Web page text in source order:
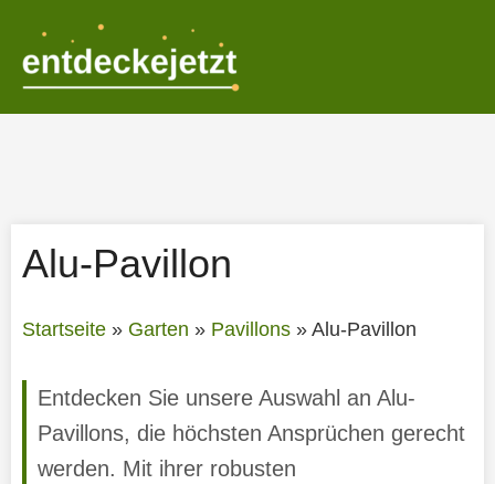
springen
Alu-Pavillon
Startseite» Garten » Pavillons» Alu-Pavillon
Entdecken Sie unsere Auswahl an Alu-
Pavillons, die höchsten Ansprüchen gerecht
werden. Mit ihrer robusten